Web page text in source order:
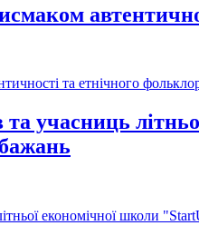
та етнічного
та учасниць
економічної школи